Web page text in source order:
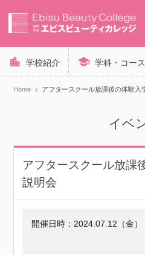
学校紹介 学科・コース
Home アフタースクール放課後の体験入
イベ
アフタースクール放課
説明会
開催日時： 2024.07.12（金）